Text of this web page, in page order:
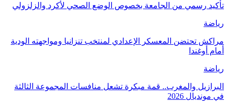
تأكيد رسمي من الجامعة بخصوص الوضع الصحي لأكرد والزلزولي
رياضة
مراكش تحتضن المعسكر الإعدادي لمنتخب تنزانيا ومواجهته الودية
أمام أوغندا
رياضة
البرازيل والمغرب.. قمة مبكرة تشعل منافسات المجموعة الثالثة
في مونديال 2026